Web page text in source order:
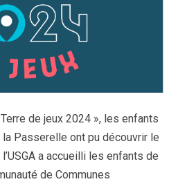
de jeux 2024 », les enfants
Passerelle ont pu découvrir le
a accueilli les enfants de
de Communes